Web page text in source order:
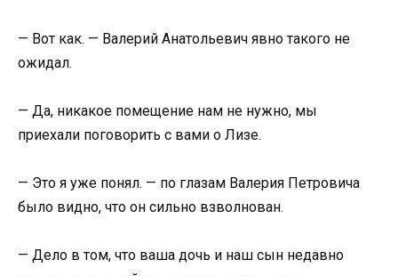
— Вот как. — Валерий Анатольевич явно такого не
ожидал.
— Да, никакое помещение нам не нужно, мы
приехали поговорить с вами о Лизе.
— Это я уже понял. — по глазам Валерия Петровича
было видно, что он сильно взволнован.
— Дело в том, что ваша дочь и наш сын недавно